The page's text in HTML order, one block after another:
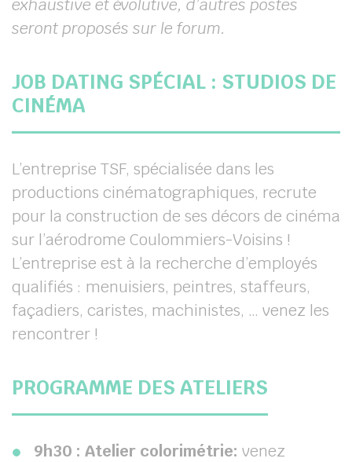
exhaustive et évolutive, d’autres postes
seront proposés sur le forum.
JOB DATING SPÉCIAL : STUDIOS DE
CINÉMA
L’entreprise TSF, spécialisée dans les
productions cinématographiques, recrute
pour la construction de ses décors de cinéma
sur l’aérodrome Coulommiers-Voisins !
L’entreprise est à la recherche d’employés
qualifiés : menuisiers, peintres, staffeurs,
façadiers, caristes, machinistes, … venez les
rencontrer !
PROGRAMME DES ATELIERS
9h30 : Atelier colorimétrie: venez